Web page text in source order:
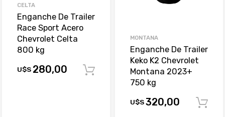
CELTA
Enganche De Trailer
Race Sport Acero
Chevrolet Celta
800 kg
U$S 280,00 Comprar
MONTANA
Enganche De Trailer
Keko K2 Chevrolet
Montana 2023+
750 kg
U$S320,00